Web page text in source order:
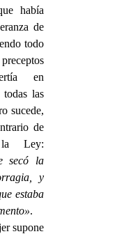
había
de
todo
en
todas las
sucede,
de
Ley:
secó la
y
estaba
.
supone